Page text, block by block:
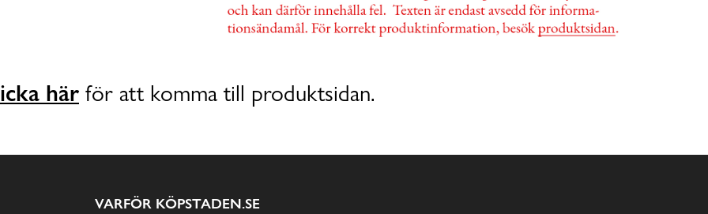
här för att komma till produktsidan.
VARFÖR KÖPSTADEN.SE